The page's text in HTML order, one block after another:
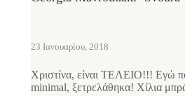
23 Ιανουαρίου, 2018
Χριστίνα, είναι ΤΕΛΕΙΟ!!! Εγώ
minimal, ξετρελάθηκα! Χίλια